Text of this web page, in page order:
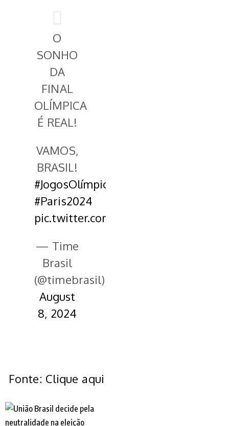
O
SONHO
DA
FINAL
OLÍMPICA
É REAL!
VAMOS,
BRASIL!
#JogosOlímpicos
#Paris2024
pic.twitter.com/sfLGt1K7NH
— Time
Brasil
(@timebrasil)
August
8, 2024
Fonte: Clique aqui